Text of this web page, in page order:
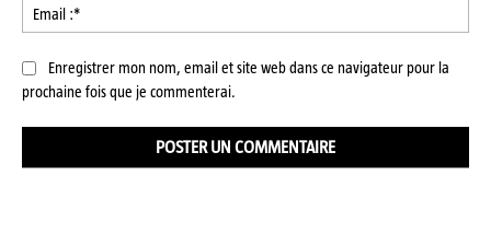
:*
Enregistrer mon nom, email et site web dans ce navigateur pour la
prochaine fois que je commenterai.